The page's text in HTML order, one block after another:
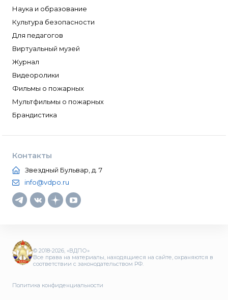
Наука и образование
Культура безопасности
Для педагогов
Виртуальный музей
Журнал
Видеоролики
Фильмы о пожарных
Мультфильмы о пожарных
Брандистика
Контакты
Звездный Бульвар, д. 7
info@vdpo.ru
© 2018-2026, «ВДПО»
Все права на материалы, находящиеся на сайте, охраняются в
соответствии с законодательством РФ.
Политика конфиденциальности